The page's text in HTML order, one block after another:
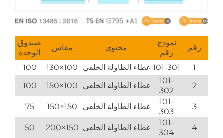
رقم
نموذج
رقم
محتوى مقاس
صندوق
الوحدة
1
101-301 غطاء الطاولة الخلفي 100×130
100
2
101-
302
غطاء الطاولة الخلفي 100×150
100
3
101-
303
غطاء الطاولة الخلفي 150×150
75
4
101-
304
غطاء الطاولة الخلفي 150×200
50